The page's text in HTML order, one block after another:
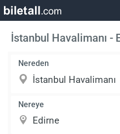
İstanbul Havalimanı -
Nereden
Nereye